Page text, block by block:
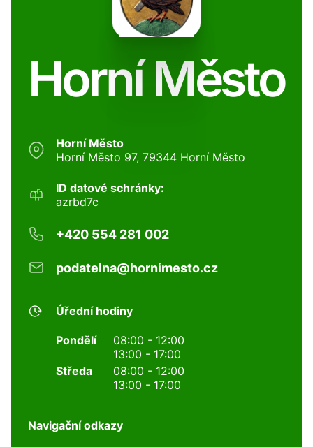
Horní Město
Horní Město
Horní Město 97, 79344 Horní Město
ID datové schránky:
azrbd7c
+420 554 281 002
podatelna@hornimesto.cz
Úřední hodiny
Pondělí
08:00 - 12:00
13:00 - 17:00
Středa
08:00 - 12:00
13:00 - 17:00
Navigační odkazy